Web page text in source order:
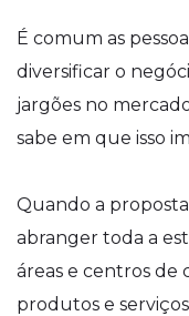
É comum as
diversificar o
jargões no
sabe em que isso
Quando a
abranger toda a
áreas e centros de
produtos e